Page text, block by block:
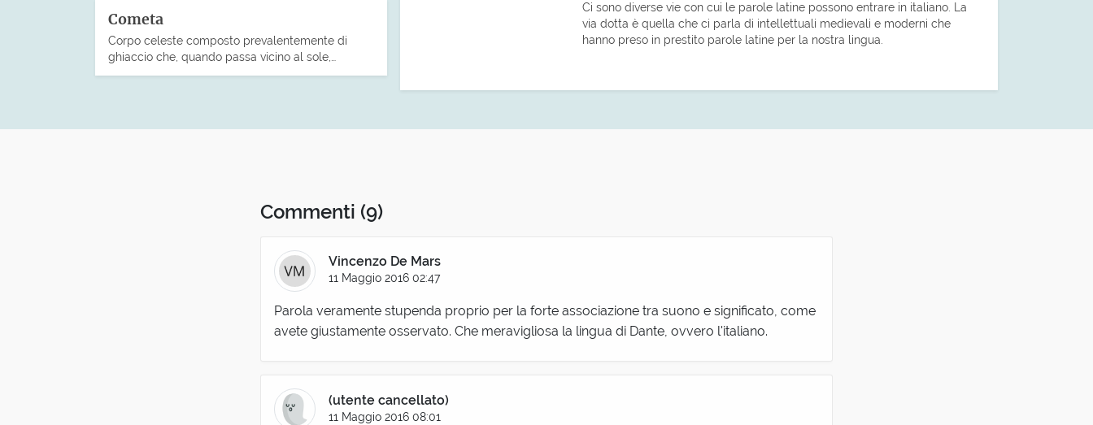
Cometa
Corpo celeste composto prevalentemente di
ghiaccio che, quando passa vicino al sole,…
Ci sono diverse vie con cui le parole latine possono entrare in italiano. La
via dotta è quella che ci parla di intellettuali medievali e moderni che
hanno preso in prestito parole latine per la nostra lingua.
Commenti (9)
Vincenzo De Mars
11 Maggio 2016 02:47
Parola veramente stupenda proprio per la forte associazione tra suono e significato, come
avete giustamente osservato. Che meravigliosa la lingua di Dante, ovvero l'italiano.
(utente cancellato)
11 Maggio 2016 08:01